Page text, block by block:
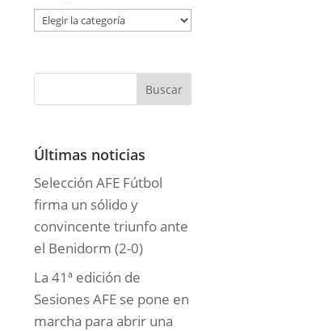
g
r
a
s
Últimas noticias
Selección AFE Fútbol
firma un sólido y
convincente triunfo ante
el Benidorm (2-0)
La 41ª edición de
Sesiones AFE se pone en
marcha para abrir una